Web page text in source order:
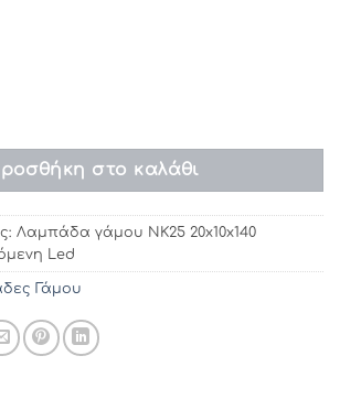
20x10x140 παράλληλη
στο καλάθι
Λαμπάδα γάμου ΝΚ25 20x10x140
Led
Γάμου